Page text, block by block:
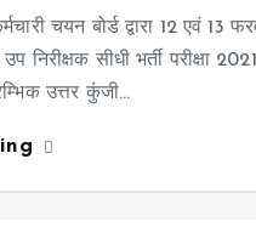
चयन बोर्ड द्वारा 12 एवं 13
निरीक्षक सीधी भर्ती परीक्षा
उत्तर कुंजी…